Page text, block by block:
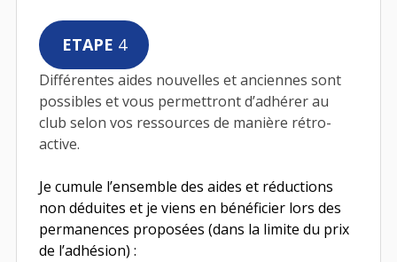
ETAPE 4
Différentes aides nouvelles et anciennes sont
possibles et vous permettront d’adhérer au
club selon vos ressources de manière rétro-
active.
Je cumule l’ensemble des aides et réductions
non déduites et je viens en bénéficier lors des
permanences proposées (dans la limite du prix
de l’adhésion) :